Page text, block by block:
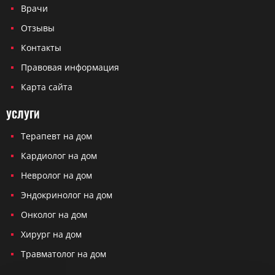
Врачи
Отзывы
Контакты
Правовая информация
Карта сайта
УСЛУГИ
Терапевт на дом
Кардиолог на дом
Невролог на дом
Эндокринолог на дом
Онколог на дом
Хирург на дом
Травматолог на дом